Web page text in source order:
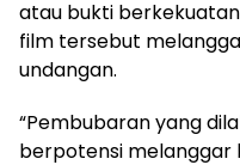
atau bukti
film tersebut
undangan.
“Pembubaran yang
berpotensi melanggar